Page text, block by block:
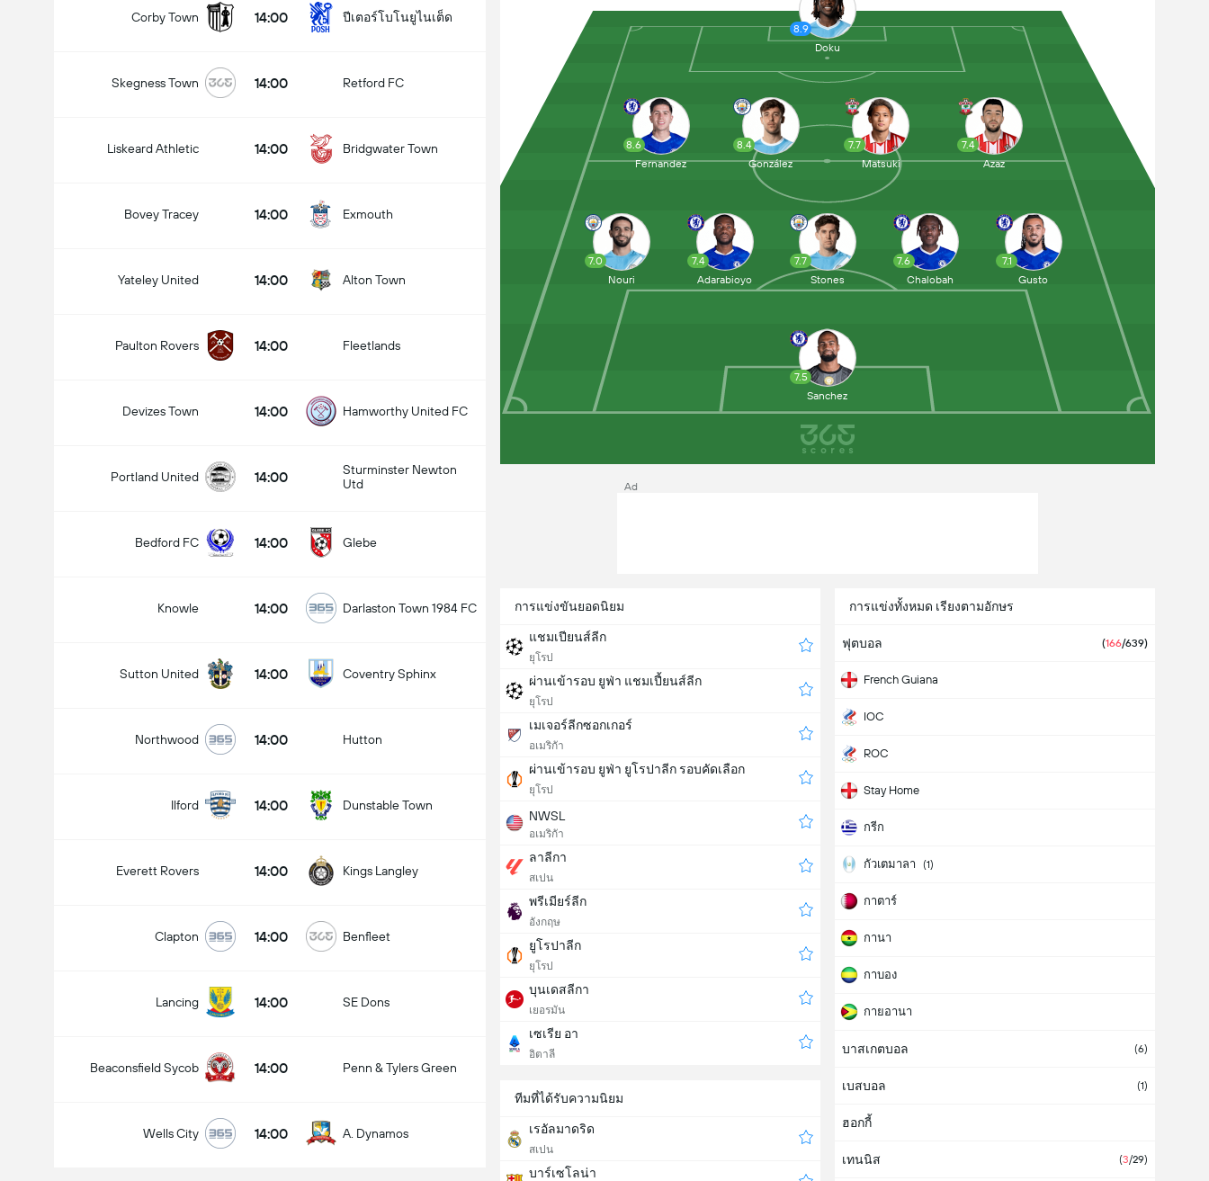
Corby Town 14:00 ปีเตอร์โบโนยูไนเต็ด
Skegness Town 14:00 Retford FC
Liskeard Athletic 14:00 Bridgwater Town
Bovey Tracey 14:00 Exmouth
Yateley United 14:00 Alton Town
Paulton Rovers 14:00 Fleetlands
Devizes Town 14:00 Hamworthy United FC
Portland United 14:00
Sturminster Newton
Utd
Bedford FC 14:00 Glebe
Knowle 14:00 Darlaston Town 1984 FC
Sutton United 14:00 Coventry Sphinx
Northwood 14:00 Hutton
Ilford 14:00 Dunstable Town
Everett Rovers 14:00 Kings Langley
Clapton 14:00 Benfleet
Lancing 14:00 SE Dons
Beaconsfield Sycob 14:00 Penn & Tylers Green
Wells City 14:00 A. Dynamos
Ad
7.4
Adarabioyo
8.6
Fernandez
7.6
Chalobah
7.4
Azaz
7.0
Nouri
8.9
Doku
7.5
Sanchez
8.4
González
7.7
Matsuki
7.7
Stones
7.1
Gusto
การแข่งขันยอดนิยม
แชมเปียนส์ลีก
ยุโรป
ผ่านเข้ารอบ ยูฟ่า แชมเปี้ยนส์ลีก
ยุโรป
เมเจอร์ลีกซอกเกอร์
อเมริกัา
ผ่านเข้ารอบ ยูฟ่า ยูโรปาลีก รอบคัดเลือก
ยุโรป
NWSL
อเมริกัา
ลาลีกา
สเปน
พรีเมียร์ลีก
อังกฤษ
ยูโรปาลีก
ยุโรป
บุนเดสลีกา
เยอรมัน
เซเรีย อา
อิตาลี
การแข่งทั้งหมด เรียงตามอักษร
ฟุตบอล (166/639)
French Guiana
IOC
ROC
Stay Home
กรีก
กัวเตมาลา (1)
กาตาร์
กานา
กาบอง
กายอานา
การแข่งขันกีฬาโอลิมปิก
บาสเกตบอล (6)
เบสบอล (1)
ฮอกกี้
เทนนิส (3/29)
ทีมที่ได้รับความนิยม
เรอัลมาดริด
สเปน
บาร์เซโลน่า